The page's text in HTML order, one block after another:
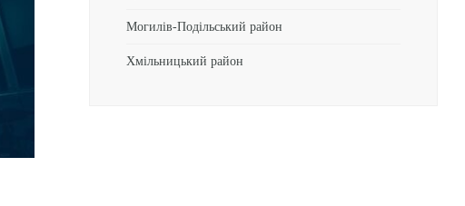
Могилів-Подільський район
Хмільницький район